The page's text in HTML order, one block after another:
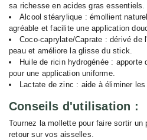
sa richesse en acides gras essentiels.
Alcool stéarylique : émollient
agréable et facilite une application
Coco-caprylate/Caprate : dérivé de
peau et améliore la glisse du stick.
Huile de ricin hydrogénée :
pour une application uniforme.
Lactate de zinc : aide à éliminer les
Conseils d'utilisation :
Tournez la mollette pour faire sortir
retour sur vos aisselles.